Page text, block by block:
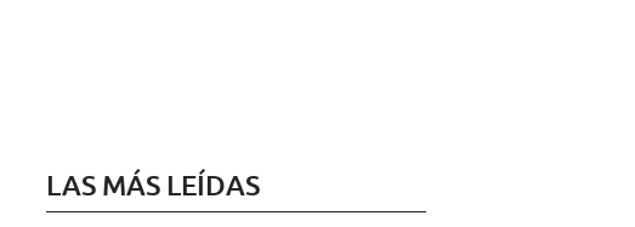
LAS MÁS LEÍDAS